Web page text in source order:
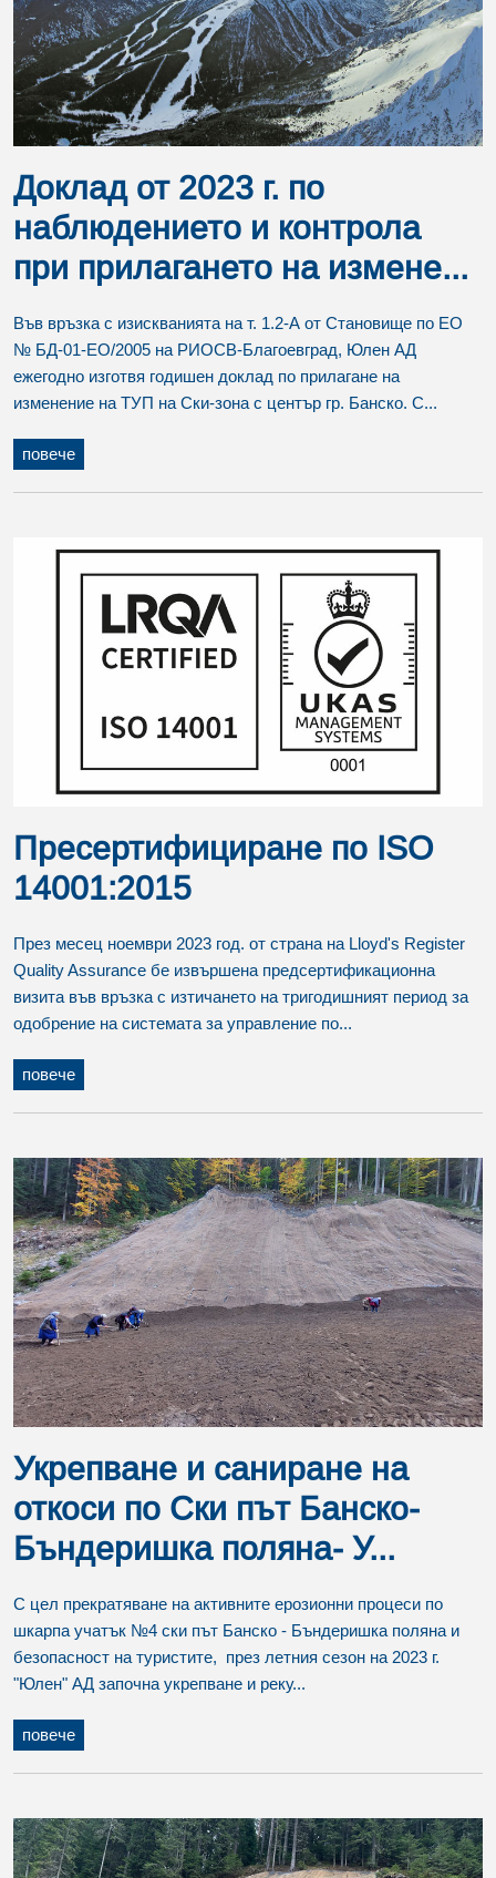
Доклад от 2023 г. по
наблюдението и контрола
при прилагането на измене...
Във връзка с изискванията на т. 1.2-А от Становище по ЕО
№ БД-01-ЕО/2005 на РИОСВ-Благоевград, Юлен АД
ежегодно изготвя годишен доклад по прилагане на
изменение на ТУП на Ски-зона с център гр. Банско. С...
повече
Пресертифициране по ISO
14001:2015
През месец ноември 2023 год. от страна на Lloyd's Register
Quality Assurance бе извършена предсертификационна
визита във връзка с изтичането на тригодишният период за
одобрение на системата за управление по...
повече
Укрепване и саниране на
откоси по Ски път Банско-
Бъндеришка поляна- У...
С цел прекратяване на активните ерозионни процеси по
шкарпа учатък №4 ски път Банско - Бъндеришка поляна и
безопасност на туристите, през летния сезон на 2023 г.
"Юлен" АД започна укрепване и реку...
повече